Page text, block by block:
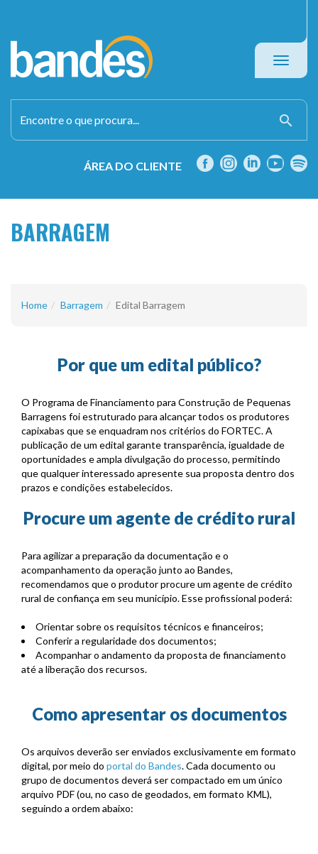
search
ÁREA DO CLIENTE
Toggle
BARRAGEM
Home Barragem Edital Barragem
Por que um edital público?
O Programa de Financiamento para Construção de Pequenas
Barragens foi estruturado para alcançar todos os produtores
capixabas que se enquadram nos critérios do FORTEC. A
publicação de um edital garante transparência, igualdade de
oportunidades e ampla divulgação do processo, permitindo
que qualquer interessado apresente sua proposta dentro dos
prazos e condições estabelecidos.
Procure um agente de crédito rural
Para agilizar a preparação da documentação e o
acompanhamento da operação junto ao Bandes,
recomendamos que o produtor procure um agente de crédito
rural de confiança em seu município. Esse profissional poderá:
Orientar sobre os requisitos técnicos e financeiros;
Conferir a regularidade dos documentos;
Acompanhar o andamento da proposta de financiamento
até a liberação dos recursos.
Como apresentar os documentos
Os arquivos deverão ser enviados exclusivamente em formato
digital, por meio do portal do Bandes. Cada documento ou
grupo de documentos deverá ser compactado em um único
arquivo PDF (ou, no caso de geodados, em formato KML),
seguindo a ordem abaixo: